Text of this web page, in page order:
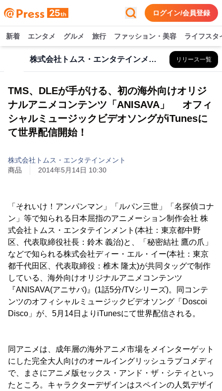
ログイン/会員登録
新着 エンタメ グルメ 旅行 ファッション・美容 ライフスタ
株式会社トムス・エンタテインメント リリース一覧
TMS、DLEが手がける、初の海外向けオリジ
ナルアニメコンテンツ「ANISAVA」 オフィ
シャルミュージックビデオソングがiTunesに
て世界配信開始！
株式会社トムス・エンタテインメント
商品
2014年5月14日 10:30
「それいけ！アンパンマン」「ルパン三世」「名探偵コナ
ン」等で知られる日本屈指のアニメーション制作会社 株
式会社トムス・エンタテインメント(本社：東京都中野
区、代表取締役社長：鈴木 義治)と、「秘密結社 鷹の爪」
などで知られる株式会社ディー・エル・イー(本社：東京
都千代田区、代表取締役：椎木 隆太)が共同タッグで制作
している、海外向けオリジナルアニメコンテンツ
『ANISAVA(アニサバ)』(1話5分/TVシリーズ)。同コンテ
ンツのオフィシャルミュージックビデオソング「Doscoi
Disco」が、5月14日よりiTunesにて世界配信される。
同アニメは、成年層の海外アニメ市場をメインターゲット
にした完全大人向けのオールイングリッシュラブコメディ
で、まさにアニメ版セックス・アンド・ザ・シティといっ
たところ。キャラクターデザインはスペインの人気デザイ